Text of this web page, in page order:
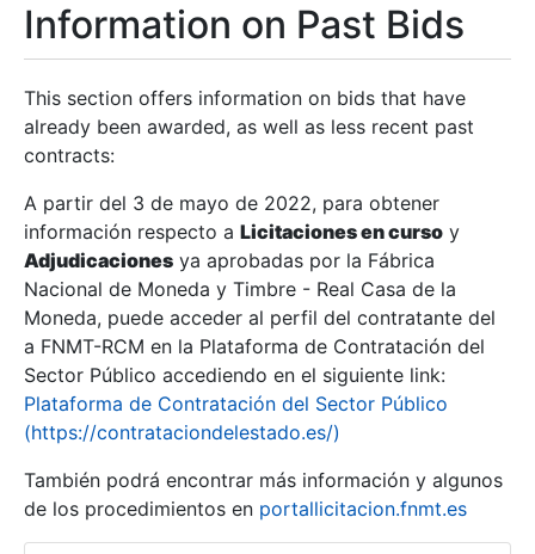
Show/Hide
Show/Hide
Information on Past Bids
This section offers information on bids that have
already been awarded, as well as less recent past
contracts:
A partir del 3 de mayo de 2022, para obtener
información respecto a Licitaciones en curso y
Adjudicaciones ya aprobadas por la Fábrica
Nacional de Moneda y Timbre - Real Casa de la
Moneda, puede acceder al perfil del contratante del
a FNMT-RCM en la Plataforma de Contratación del
Sector Público accediendo en el siguiente link:
Plataforma de Contratación del Sector Público
(https://contrataciondelestado.es/)
También podrá encontrar más información y algunos
de los procedimientos en portallicitacion.fnmt.es